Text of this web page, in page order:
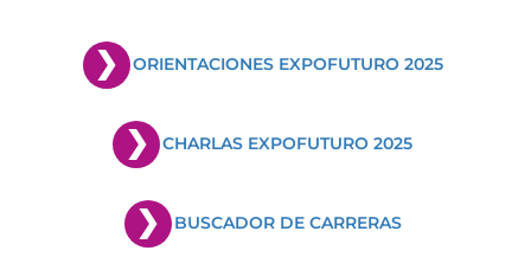
ORIENTACIONES EXPOFUTURO 2025
CHARLAS EXPOFUTURO 2025
BUSCADOR DE CARRERAS